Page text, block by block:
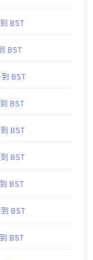
BST
BST
到 BST
BST
到 BST
BST
BST
BST
BST